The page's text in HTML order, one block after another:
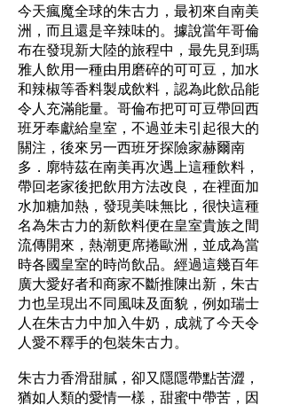
今天瘋魔全球的朱古力，最初來自南美
洲，而且還是辛辣味的。據說當年哥倫
布在發現新大陸的旅程中，最先見到瑪
雅人飲用一種由用磨碎的可可豆，加水
和辣椒等香料製成飲料，認為此飲品能
令人充滿能量。哥倫布把可可豆帶回西
班牙奉獻給皇室，不過並未引起很大的
關注，後來另一西班牙探險家赫爾南
多．廓特茲在南美再次遇上這種飲料，
帶回老家後把飲用方法改良，在裡面加
水加糖加熱，發現美味無比，很快這種
名為朱古力的新飲料便在皇室貴族之間
流傳開來，熱潮更席捲歐洲，並成為當
時各國皇室的時尚飲品。經過這幾百年
廣大愛好者和商家不斷推陳出新，朱古
力也呈現出不同風味及面貌，例如瑞士
人在朱古力中加入牛奶，成就了今天令
人愛不釋手的包裝朱古力。
朱古力香滑甜膩，卻又隱隱帶點苦澀，
猶如人類的愛情一樣，甜蜜中帶苦，因